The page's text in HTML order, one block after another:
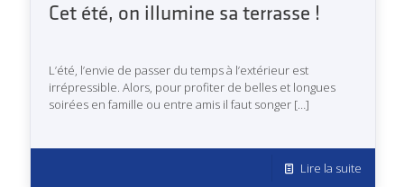
Cet été, on illumine sa terrasse !
L’été, l’envie de passer du temps à l’extérieur est
irrépressible. Alors, pour profiter de belles et longues
soirées en famille ou entre amis il faut songer […]
Lire la suite